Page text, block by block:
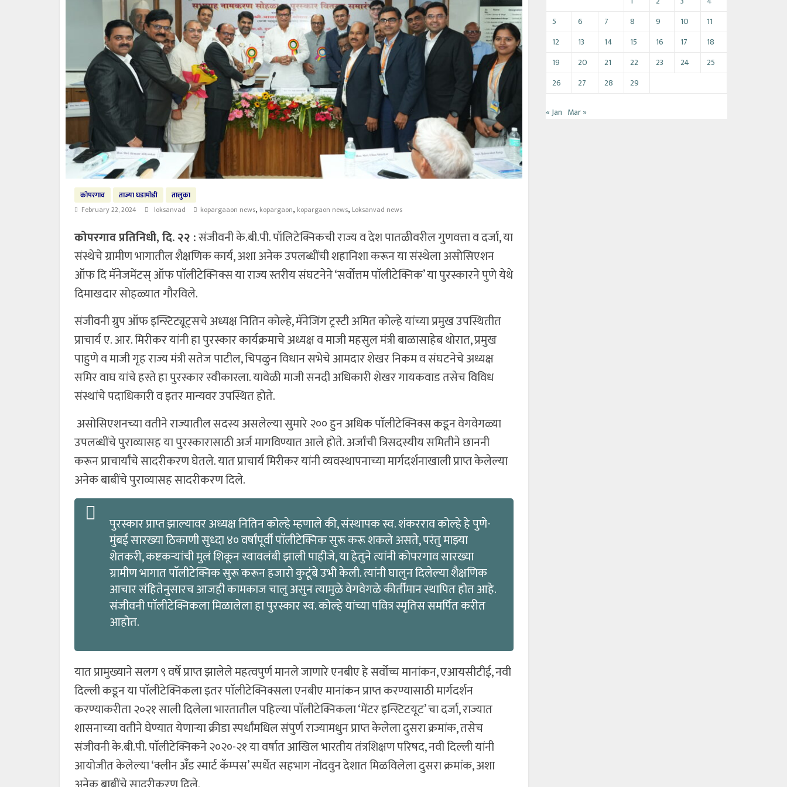
कोपरगाव ताज्या घडामोडी
तालुका
February 22, 2024
loksanvad kopargaaon news, kopargaon, kopargaon news, Loksanvad news
कोपरगाव प्रतिनिधी, दि. २२ :संजीवनी के.बी.पी. पॉलिटेक्निकची राज्य व देश पातळीवरील गुणवत्ता व दर्जा, या
संस्थेचे ग्रामीण भागातील शैक्षणिक कार्य, अशा अनेक उपलब्धींची शहानिशा करून या संस्थेला असोसिएशन
ऑफ दि मॅनेजमेंटस् ऑफ पाॅलीटेक्निक्स या राज्य स्तरीय संघटनेने ‘सर्वोत्तम पाॅलीटेक्निक’ या पुरस्कारने पुणे येथे
दिमाखदार सोहळ्यात गौरविले.
संजीवनी ग्रुप ऑफ इन्स्टिट्यूट्सचे अध्यक्ष नितिन कोल्हे, मॅनेजिंग ट्रस्टी अमित कोल्हे यांच्या प्रमुख उपस्थितीत
प्राचार्य ए. आर. मिरीकर यांनी हा पुरस्कार कार्यक्रमाचे अध्यक्ष व माजी महसुल मंत्री बाळासाहेब थोरात, प्रमुख
पाहुणे व माजी गृह राज्य मंत्री सतेज पाटील, चिपळुन विधान सभेचे आमदार शेखर निकम व संघटनेचे अध्यक्ष
समिर वाघ यांचे हस्ते हा पुरस्कार स्वीकारला. यावेळी माजी सनदी अधिकारी शेखर गायकवाड तसेच विविध
संस्थांचे पदाधिकारी व इतर मान्यवर उपस्थित होते.
असोसिएशनच्या वतीने राज्यातील सदस्य असलेल्या सुमारे २०० हुन अधिक पाॅलीटेक्निक्स कडून वेगवेगळ्या
उपलब्धींचे पुराव्यासह या पुरस्कारासाठी अर्ज मागविण्यात आले होते. अर्जांची त्रिसदस्यीय समितीने छाननी
करून प्राचार्यांचे सादरीकरण घेतले. यात प्राचार्य मिरीकर यांनी व्यवस्थापनाच्या मार्गदर्शनाखाली प्राप्त केलेल्या
अनेक बाबींचे पुराव्यासह सादरीकरण दिले.
पुरस्कार प्राप्त झाल्यावर अध्यक्ष नितिन कोल्हे म्हणाले की, संस्थापक स्व. शंकरराव कोल्हे हे पुणे-
मुंबई सारख्या ठिकाणी सुध्दा ४० वर्षांपूर्वी पाॅलीटेक्निक सुरू करू शकले असते, परंतु माझ्या
शेतकरी, कष्टकऱ्यांची मुलं शिकून स्वावलंबी झाली पाहीजे, या हेतुने त्यांनी कोपरगाव सारख्या
ग्रामीण भागात पाॅलीटेक्निक सुरू करून हजारो कुटूंबे उभी केली. त्यांनी घालुन दिलेल्या शैक्षणिक
आचार संहितेनुसारच आजही कामकाज चालु असुन त्यामुळे वेगवेगळे कीर्तीमान स्थापित होत आहे.
संजीवनी पाॅलीटेक्निकला मिळालेला हा पुरस्कार स्व. कोल्हे यांच्या पवित्र स्मृतिस समर्पित करीत
आहोत.
यात प्रामुख्याने सलग ९ वर्षे प्राप्त झालेले महत्वपुर्ण मानले जाणारे एनबीए हे सर्वोच्च मानांकन, एआयसीटीई, नवी
दिल्ली कडून या पाॅलीटेक्निकला इतर पाॅलीटेक्निक्सला एनबीए मानांकन प्राप्त करण्यासाठी मार्गदर्शन
करण्याकरीता २०२१ साली दिलेला भारतातील पहिल्या पाॅलीटेक्निकला ‘मेंटर इन्स्टिटयूट’ चा दर्जा, राज्यात
शासनाच्या वतीने घेण्यात येणाऱ्या क्रीडा स्पर्धांमधिल संपुर्ण राज्यामधुन प्राप्त केलेला दुसरा क्रमांक, तसेच
संजीवनी के.बी.पी. पाॅलीटेक्निकने २०२०-२१ या वर्षात आखिल भारतीय तंत्रशिक्षण परिषद, नवी दिल्ली यांनी
आयोजीत केलेल्या ‘क्लीन अँड स्मार्ट कॅम्पस’ स्पर्धेत सहभाग नोंदवुन देशात मिळविलेला दुसरा क्रमांक, अशा
5
6 7 8 9 10
11
12
13 14 15 16 17
18
19
20 21 22 23 24
25
26
27 28 29
« Jan Mar »